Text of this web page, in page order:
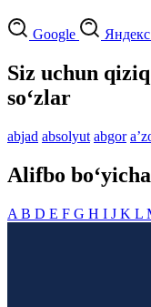
Google Яндекс
Siz uchun
so‘zlar
abjad absolyut abgor
Alifbo bo‘yicha
A B D E F G H I J K L